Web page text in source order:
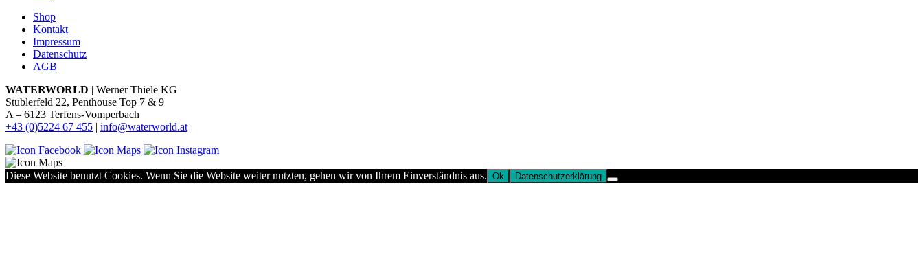
Shop
Kontakt
Impressum
Datenschutz
AGB
WATERWORLD | Werner Thiele KG
Stublerfeld 22, Penthouse Top 7 & 9
A – 6123 Terfens-Vomperbach
+43 (0)5224 67 455 | info@waterworld.at
Diese Website benutzt Cookies. Wenn Sie die Website weiter nutzten, gehen wir von Ihrem Einverständnis aus. Ok Datenschutzerklärung